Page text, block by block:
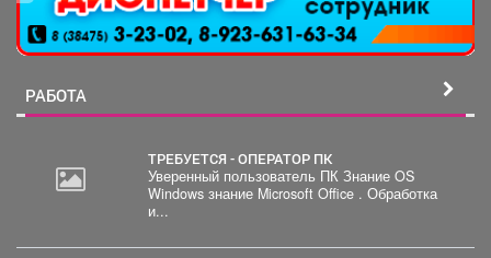
РАБОТА
ТРЕБУЕТСЯ - ОПЕРАТОР ПК
Уверенный пользователь ПК Знание OS
Windows знание Microsoft Office . Обработка
и...